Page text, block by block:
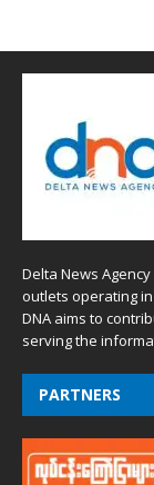
Delta News
outlets operating
DNA aims to
serving the
PARTNERS